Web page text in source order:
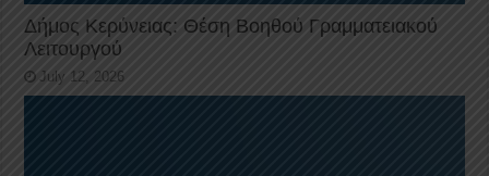
Δήμος Κερύνειας: Θέση Βοηθού Γραμματειακού
Λειτουργού
July 12, 2026